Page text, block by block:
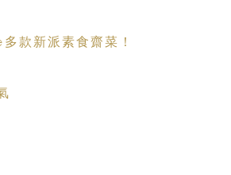
款新派素食齋菜！